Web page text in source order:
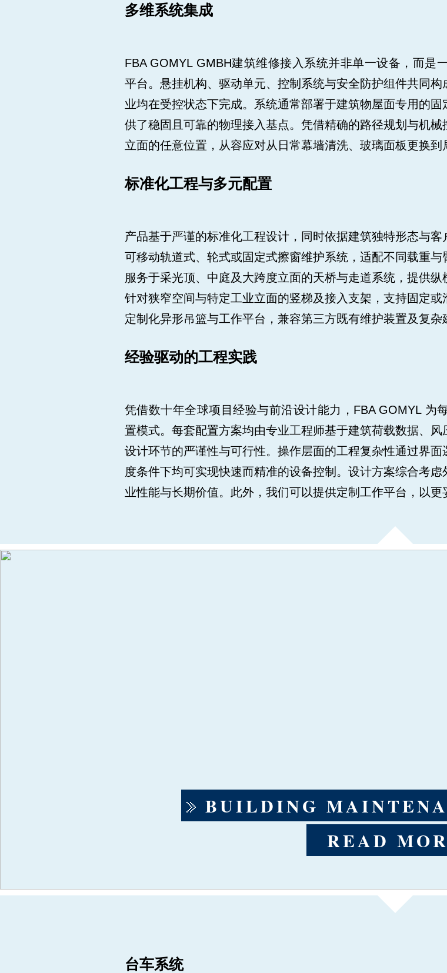
多维系统集成
FBA GOMYL GMBH建筑维修接入系统并非单一设备，而是
平台。悬挂机构、驱动单元、控制系统与安全防护组件共同
业均在受控状态下完成。系统通常部署于建筑物屋面专用的
供了稳固且可靠的物理接入基点。凭借精确的路径规划与机
立面的任意位置，从容应对从日常幕墙清洗、玻璃面板更换到
标准化工程与多元配置
产品基于严谨的标准化工程设计，同时依据建筑独特形态与
可移动轨道式、轮式或固定式擦窗维护系统，适配不同载重与
服务于采光顶、中庭及大跨度立面的天桥与走道系统，提供纵
针对狭窄空间与特定工业立面的竖梯及接入支架，支持固定或
定制化异形吊篮与工作平台，兼容第三方既有维护装置及复杂
经验驱动的工程实践
凭借数十年全球项目经验与前沿设计能力，FBA GOMYL 为
置模式。每套配置方案均由专业工程师基于建筑荷载数据、
设计环节的严谨性与可行性。操作层面的工程复杂性通过界
度条件下均可实现快速而精准的设备控制。设计方案综合考
业性能与长期价值。此外，我们可以提供定制工作平台，以更
BUILDING
READ
BUILDING
READ
BUILDING
READ
BUILDING
READ
台车系统